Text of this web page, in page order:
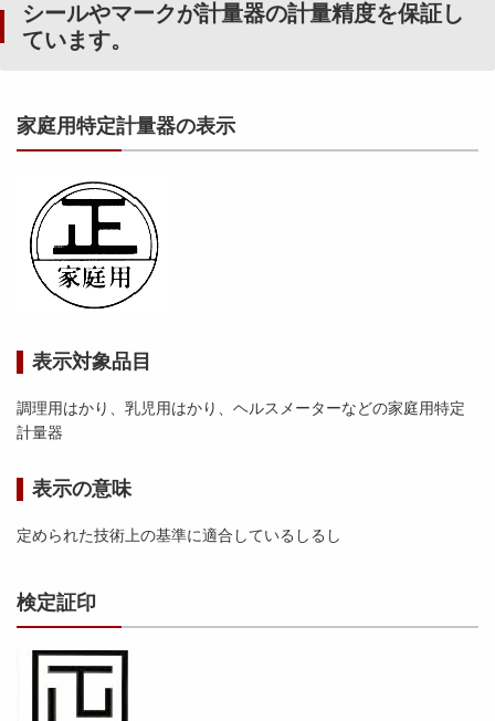
シールやマークが計量器の計量精度を保証し
ています。
家庭用特定計量器の表示
表示対象品目
調理用はかり、乳児用はかり、ヘルスメーターなどの家庭用特定
計量器
表示の意味
定められた技術上の基準に適合しているしるし
検定証印